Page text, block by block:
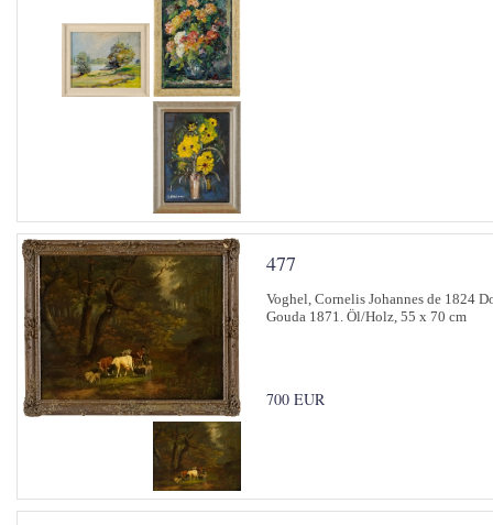
477
Voghel, Cornelis Johannes de 1824
Gouda 1871. Öl/Holz, 55 x 70 cm
700 EUR